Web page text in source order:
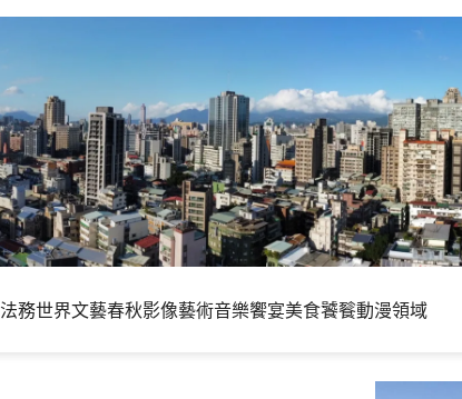
法務世界文藝春秋影像藝術音樂饗宴美食饕餮動漫領域